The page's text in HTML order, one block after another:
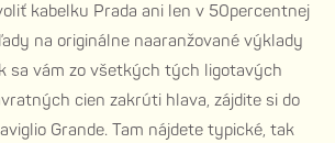
kabelku Prada ani len v 50percentnej
na originálne naaranžované výklady
sa vám zo všetkých tých ligotavých
cien zakrúti hlava, zájdite si do
Grande. Tam nájdete typické, tak